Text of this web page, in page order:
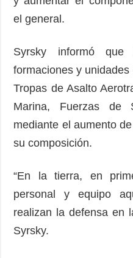
el general.
Syrsky informó
formaciones y
Tropas de Asalto
Marina, Fuerzas de
mediante el aumento
su composición.
“En la tierra, en
personal y equipo
realizan la defensa en
Syrsky.